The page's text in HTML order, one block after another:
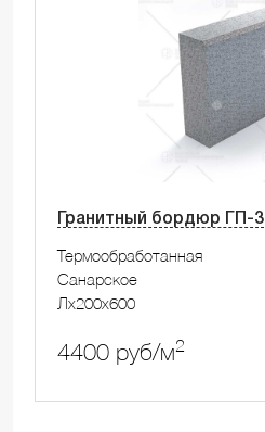
Гранитный бордюр ГП-3
Термообработанная
Санарское
Лx200x600
4400 руб/м2